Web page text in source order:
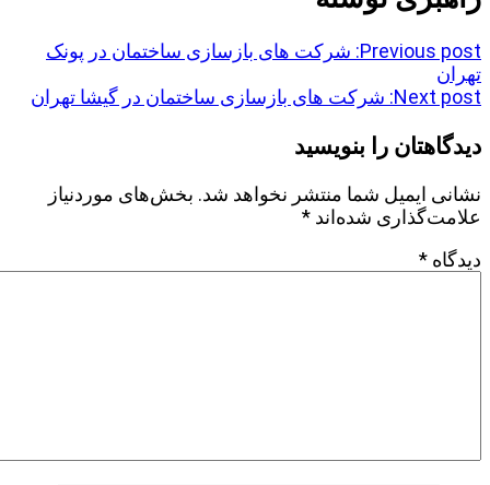
Previous post: شرکت های بازسازی ساختمان در پونک
تهران
Next post: شرکت های بازسازی ساختمان در گیشا تهران
دیدگاهتان را بنویسید
نشانی ایمیل شما منتشر نخواهد شد. بخش‌های موردنیاز
علامت‌گذاری شده‌اند *
دیدگاه *